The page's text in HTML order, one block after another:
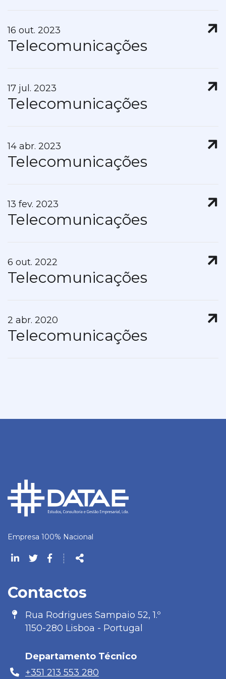
16 out. 2023
Telecomunicações
17 jul. 2023
Telecomunicações
14 abr. 2023
Telecomunicações
13 fev. 2023
Telecomunicações
6 out. 2022
Telecomunicações
2 abr. 2020
Telecomunicações
Empresa 100% Nacional
Siga-
┊
na
Rede
Contactos
Morada
Rua Rodrigues Sampaio 52, 1.º
1150-280 Lisboa - Portugal
Departamento Técnico
Telefone
+351 213 553 280